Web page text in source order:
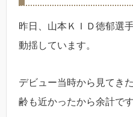
昨日、山本ＫＩＤ徳郁選
動揺しています。
デビュー当時から見てき
齢も近かったから余計です